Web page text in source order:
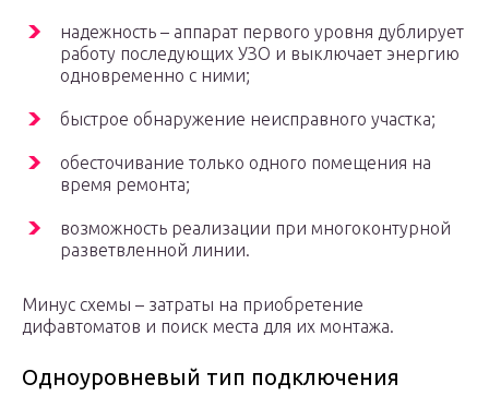
надежность – аппарат первого уровня дублирует
работу последующих УЗО и выключает энергию
одновременно с ними;
быстрое обнаружение неисправного участка;
обесточивание только одного помещения на
время ремонта;
возможность реализации при многоконтурной
разветвленной линии.
Минус схемы – затраты на приобретение
дифавтоматов и поиск места для их монтажа.
Одноуровневый тип подключения